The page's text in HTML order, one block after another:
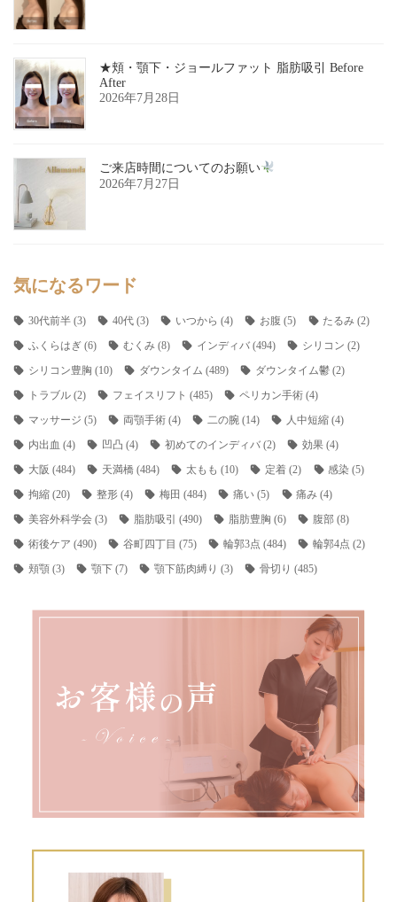
★頬・顎下・ジョールファット 脂肪吸引 Before
After
2026年7月28日
ご来店時間についてのお願い
2026年7月27日
気になるワード
30代前半(3) 40代(3) いつから (4) お腹 (5) たるみ (2)
ふくらはぎ(6) むくみ(8) インディバ (494) シリコン (2)
シリコン豊胸 (10) ダウンタイム (489) ダウンタイム鬱 (2)
トラブル(2) フェイスリフト (485) ペリカン手術 (4)
マッサージ (5) 両顎手術(4) 二の腕 (14) 人中短縮 (4)
内出血 (4) 凹凸 (4) 初めてのインディバ (2) 効果 (4)
大阪 (484) 天満橋(484) 太もも (10) 定着 (2) 感染 (5)
拘縮(20) 整形(4) 梅田 (484) 痛い (5) 痛み (4)
美容外科学会(3) 脂肪吸引 (490) 脂肪豊胸 (6) 腹部 (8)
術後ケア (490) 谷町四丁目 (75) 輪郭3点 (484) 輪郭4点 (2)
頬顎(3) 顎下(7) 顎下筋肉縛り (3) 骨切り (485)